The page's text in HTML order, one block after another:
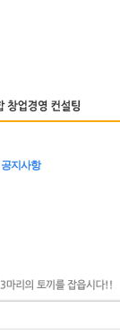
공지사항